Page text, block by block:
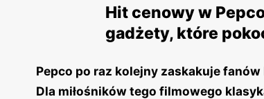
Hit cenowy w
gadżety, które
Pepco po raz kolejny zaskakuje
Dla miłośników tego filmowego